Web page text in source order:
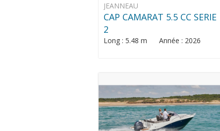
JEANNEAU
CAP CAMARAT 5.5 CC SERIE
2
Long : 5.48 m Année : 2026